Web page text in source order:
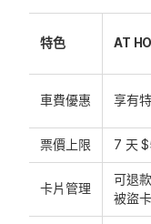
特色 AT
車費優惠 享有
票價上限 7 天
卡片管理
可退
被盜